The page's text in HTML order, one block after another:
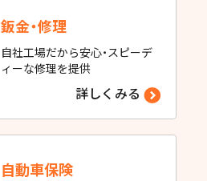
鈑金・修理
自社工場だから安心・スピーデ
ィーな修理を提供
詳しくみる
自動車保険